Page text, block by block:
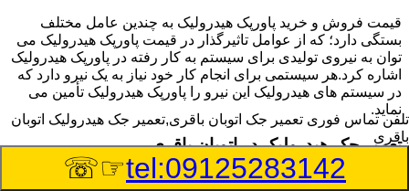
قیمت فروش و خرید پاورپک هیدرولیک به چندین عامل مختلف
بستگی دارد؛ که از عوامل تاثیرگذار در قیمت پاورپک هیدرولیک می
توان به نیروی تولیدی برای سیستم به کار رفته در پاورپک هیدرولیک
اشاره کرد.هر سیستمی برای انجام کار خود نیاز به یک نیرو دارد که
در سیستم های هیدرولیک این نیرو را پاورپک هیدرولیک تأمین می
نماید.
تعمیر جک هیدرولیک در اتوبان باقری
وسیله‎ای که با عملکرد خود موجب بلند شدن اهرم و یا وزن سنگین
تلفن تماس فوری تعمیر جک اتوبان باقری,تعمیر جک هیدرولیک اتوبان
باقری
tel:09125283142
☞☏